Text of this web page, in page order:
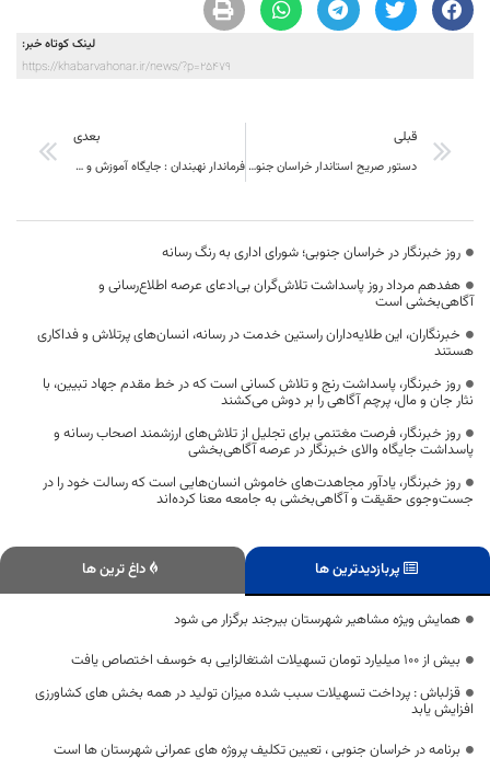
لینک کوتاه خبر:
https://khabarvahonar.ir/news/?p=25479
قبلی
دستور صریح استاندار خراسان جنوبی به مدیران برای رسیدگی به مناطق سیل زده
بعدی
فرماندار نهبندان : جایگاه آموزش و پرورش بعنوان یک دستگاه خطیر نقش سازنده ای در تربیت انسان دارد
روز خبرنگار در خراسان جنوبی؛ شورای اداری به رنگ رسانه
هفدهم مرداد روز پاسداشت تلاش‌گران بی‌ادعای عرصه اطلاع‌رسانی و
آگاهی‌بخشی است
خبرنگاران، این طلایه‌داران راستین خدمت در رسانه، انسان‌های پرتلاش و فداکاری
هستند
روز خبرنگار، پاسداشت رنج و تلاش کسانی است که در خط مقدم جهاد تبیین، با
نثار جان و مال، پرچم آگاهی را بر دوش می‌کشند
روز خبرنگار، فرصت مغتنمی برای تجلیل از تلاش‌های ارزشمند اصحاب رسانه و
پاسداشت جایگاه والای خبرنگار در عرصه آگاهی‌بخشی
روز خبرنگار، یادآور مجاهدت‌های خاموش انسان‌هایی است که رسالت خود را در
جست‌وجوی حقیقت و آگاهی‌بخشی به جامعه معنا کرده‌اند
پربازدیدترین ها داغ ترین ها
همایش ویژه مشاهیر شهرستان بیرجند برگزار می شود
بیش از ۱۰۰ میلیارد تومان تسهیلات اشتغالزایی به خوسف اختصاص یافت
قزلباش : پرداخت تسهیلات سبب شده میزان تولید در همه بخش های کشاورزی
افزایش یابد
برنامه در خراسان جنوبی ، تعیین تکلیف پروژه های عمرانی شهرستان ها است